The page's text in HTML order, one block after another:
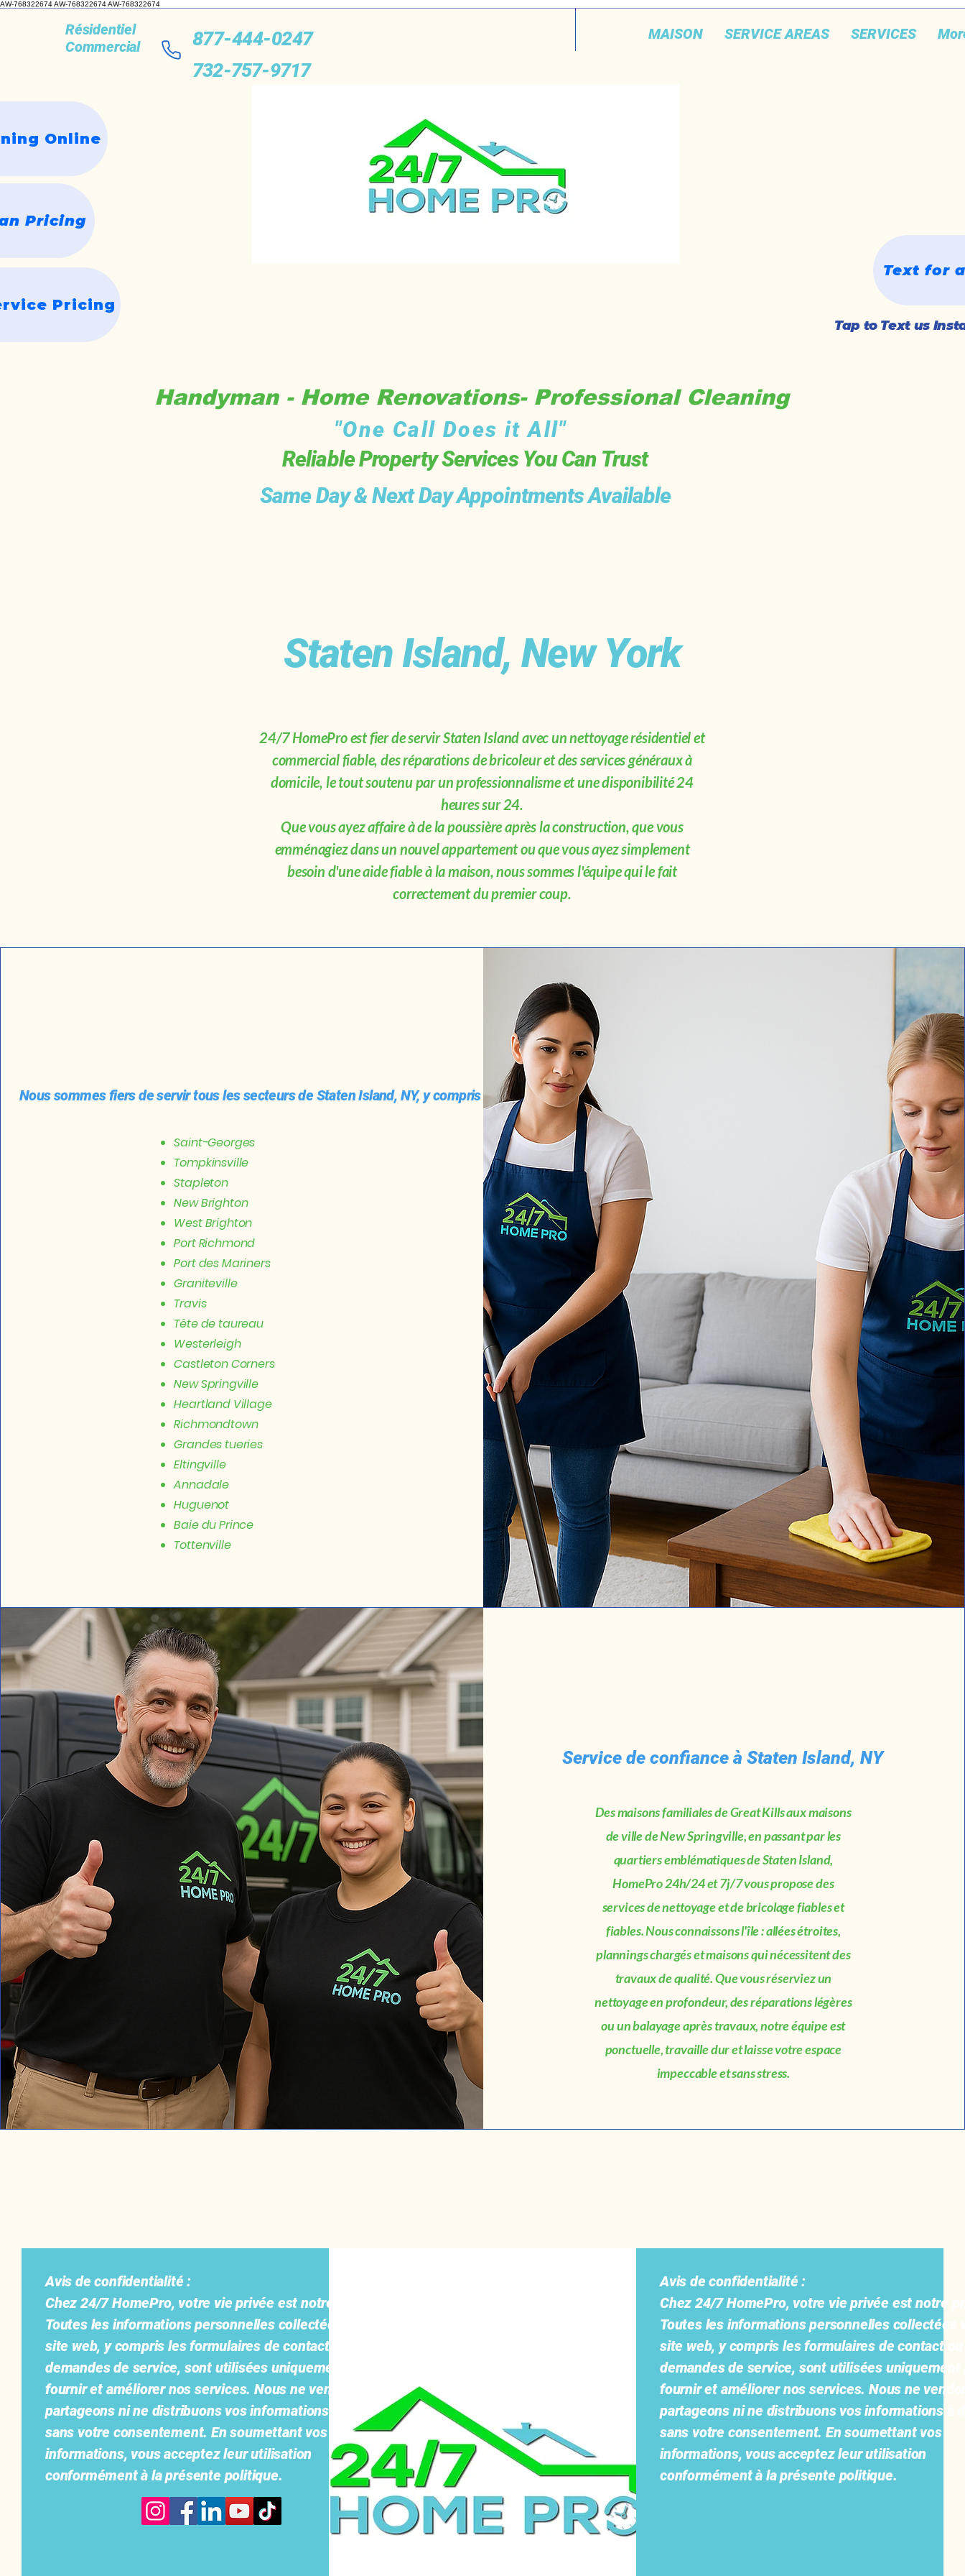
AW-768322674 AW-768322674AW-768322674
Online
Pricing
Pricing
Résidentiel
Commercial
877-444-0247
732-757-9717
MAISON SERVICE AREAS SERVICES
Text for
Tap to Text us
Handyman - Home Renovations- Professional Cleaning
"One Call Does it All"
Reliable Property Services You Can Trust
Same Day & Next Day Appointments Available
Staten Island, New York
24/7 HomePro est fier de servir Staten Island avec un nettoyage résidentiel et
commercial fiable, des réparations de bricoleur et des services généraux à
domicile, le tout soutenu par un professionnalisme et une disponibilité 24
heures sur 24.
Que vous ayez affaire à de la poussière après la construction, que vous
emménagiez dans un nouvel appartement ou que vous ayez simplement
besoin d'une aide fiable à la maison, nous sommes l'équipe qui le fait
correctement du premier coup.
Nous sommes fiers de servir tous les secteurs de Staten Island, NY, y compris :
Saint-Georges
Tompkinsville
Stapleton
New Brighton
West Brighton
Port Richmond
Port des Mariners
Graniteville
Travis
Tête de taureau
Westerleigh
Castleton Corners
New Springville
Heartland Village
Richmondtown
Grandes tueries
Eltingville
Annadale
Huguenot
Baie du Prince
Tottenville
Service de confiance à Staten Island, NY
Des maisons familiales de Great Kills aux maisons
de ville de New Springville, en passant par les
quartiers emblématiques de Staten Island,
HomePro 24h/24 et 7j/7 vous propose des
services de nettoyage et de bricolage fiables et
fiables. Nous connaissons l'île : allées étroites,
plannings chargés et maisons qui nécessitent des
travaux de qualité. Que vous réserviez un
nettoyage en profondeur, des réparations légères
ou un balayage après travaux, notre équipe est
ponctuelle, travaille dur et laisse votre espace
impeccable et sans stress.
Avis de confidentialité :
Chez 24/7 HomePro, votre vie privée est notre priorité.
Toutes les informations personnelles collectées via notre
site web, y compris les formulaires de contact ou les
demandes de service, sont utilisées uniquement pour
fournir et améliorer nos services. Nous ne vendons, ne
partageons ni ne distribuons vos informations à des tiers
sans votre consentement. En soumettant vos
informations, vous acceptez leur utilisation
conformément à la présente politique.
Avis de confidentialité :
Chez 24/7 HomePro, votre vie privée est notre
Toutes les informations personnelles collectées
site web, y compris les formulaires de contact
demandes de service, sont utilisées uniquement
fournir et améliorer nos services. Nous ne
partageons ni ne distribuons vos informations à
sans votre consentement. En soumettant vos
informations, vous acceptez leur utilisation
conformément à la présente politique.